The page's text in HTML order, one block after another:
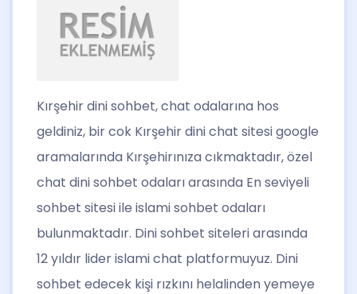
Kırşehir dini sohbet, chat odalarına hos
geldiniz, bir cok Kırşehir dini chat sitesi google
aramalarında Kırşehirınıza cıkmaktadır, özel
chat dini sohbet odaları arasında En seviyeli
sohbet sitesi ile islami sohbet odaları
bulunmaktadır. Dini sohbet siteleri arasında
12 yıldır lider islami chat platformuyuz. Dini
sohbet edecek kişi rızkını helalinden yemeye